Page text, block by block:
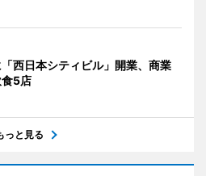
西日本シティビル」開業、商業
5店
っと見る